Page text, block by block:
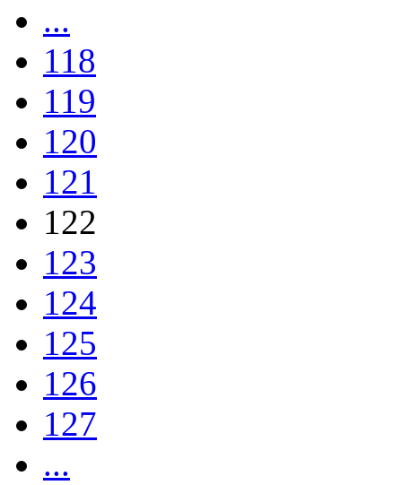
...
118
119
120
121
122
123
124
125
126
127
...